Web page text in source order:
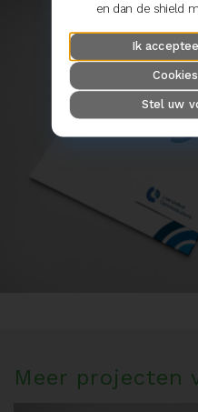
Meer projecten
en dan de shield
Ik
Stel uw